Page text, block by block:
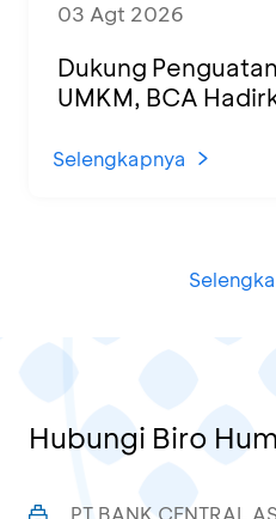
03 Agt 2026
Dukung
UMKM, BCA
di KCU Tanjung
Selengkapnya
Hubungi Biro
PT BANK CENTRAL